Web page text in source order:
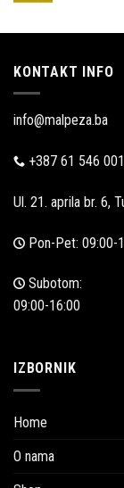
KONTAKT INFO
info@malpeza.ba
+387 61 546 001
Ul. 21. aprila br. 6,
Pon-Pet: 09:00-
Subotom:
09:00-16:00
IZBORNIK
Home
O nama